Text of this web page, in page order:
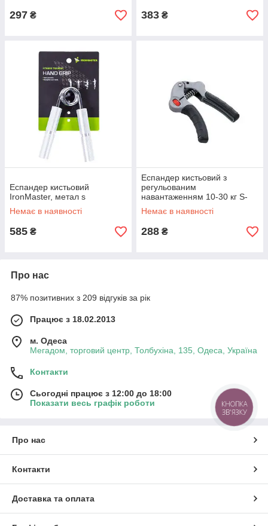
297 ₴ 383 ₴
Еспандер кистьовий
IronMaster, метал s
Немає в наявності
585 ₴
Еспандер кистьовий з
регульованим
навантаженням 10-30 кг S-
270TR s
Немає в наявності
288 ₴
Про нас
87% позитивних з 209 відгуків за рік
Працює з 18.02.2013
м. Одеса
Мегадом, торговий центр, Толбухіна, 135, Одеса, Україна
Контакти
Сьогодні працює з 12:00 до 18:00
Показати весь графік роботи
Про нас
Контакти
Доставка та оплата
КНОПКА
ЗВ'ЯЗКУ